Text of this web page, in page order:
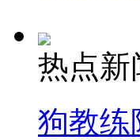
热点新
狗教练